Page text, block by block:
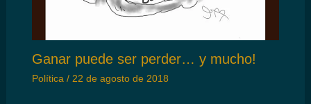
Ganar puede ser perder… y mucho!
Política / 22 de agosto de 2018